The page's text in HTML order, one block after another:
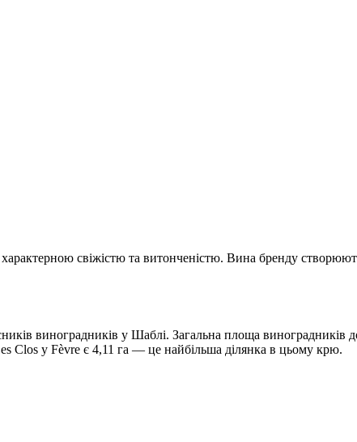
свіжістю та витонченістю. Вина бренду
виноградників у Шаблі. Загальна площа виноградників
Clos у Fèvre є 4,11 га — це найбільша ділянка в цьому крю.